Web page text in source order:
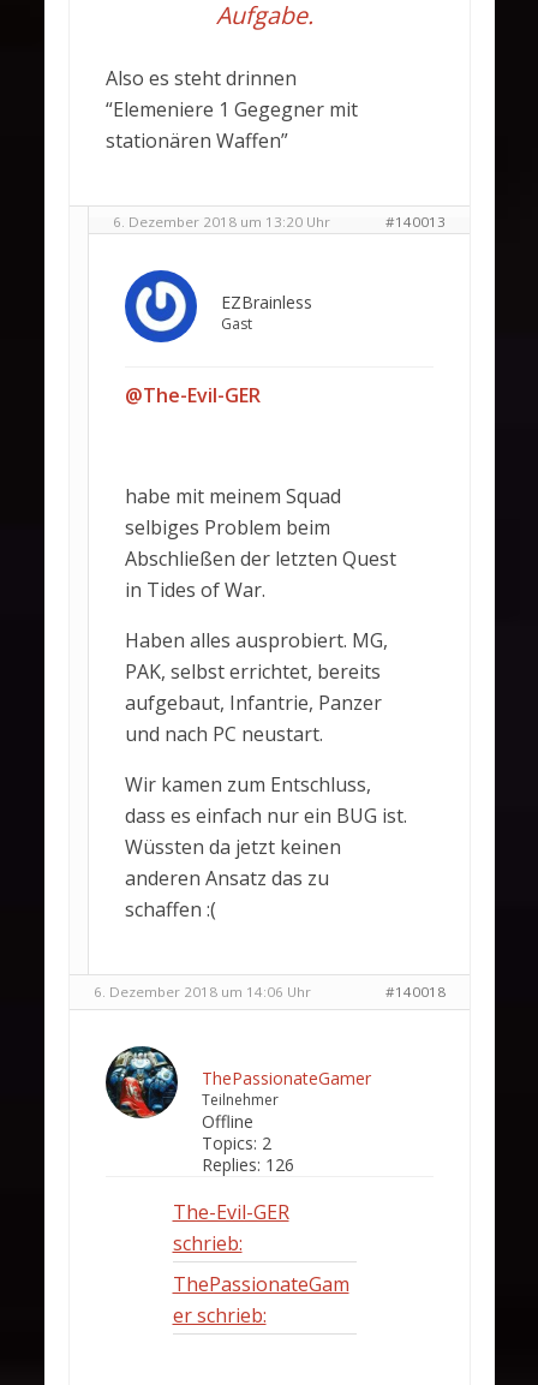
Aufgabe.
Also es steht drinnen
“Elemeniere 1 Gegegner mit
stationären Waffen”
6. Dezember 2018 um 13:20 Uhr #140013
EZBrainless
Gast
@The-Evil-GER
habe mit meinem Squad
selbiges Problem beim
Abschließen der letzten Quest
in Tides of War.
Haben alles ausprobiert. MG,
PAK, selbst errichtet, bereits
aufgebaut, Infantrie, Panzer
und nach PC neustart.
Wir kamen zum Entschluss,
dass es einfach nur ein BUG ist.
Wüssten da jetzt keinen
anderen Ansatz das zu
schaffen :(
6. Dezember 2018 um 14:06 Uhr #140018
ThePassionateGamer
Teilnehmer
Offline
Topics: 2
Replies: 126
The-Evil-GER
schrieb:
ThePassionateGam
er schrieb: